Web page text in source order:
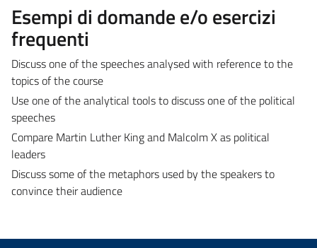
Esempi di domande e/o esercizi
frequenti
Discuss one of the speeches analysed with reference to the
topics of the course
Use one of the analytical tools to discuss one of the political
speeches
Compare Martin Luther King and Malcolm X as political
leaders
Discuss some of the metaphors used by the speakers to
convince their audience